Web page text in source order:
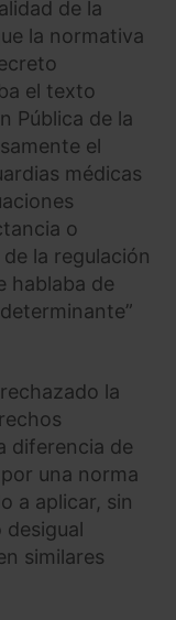
de la
la normativa
el texto
Pública de la
el
médicas
o
la regulación
hablaba de
la
diferencia de
una norma
a aplicar, sin
similares